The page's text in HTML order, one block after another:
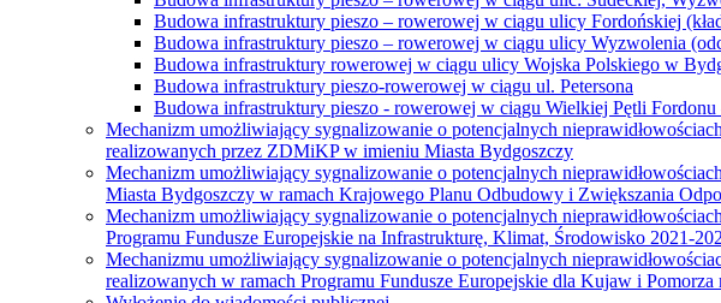
Budowa infrastruktury pieszo – rowerowej w ciągu ulicy Fordońskiej
Budowa infrastruktury pieszo – rowerowej w ciągu ulicy Wyzwolenia
Budowa infrastruktury rowerowej w ciągu ulicy Wojska Polskiego w
Budowa infrastruktury pieszo-rowerowej w ciągu ul. Petersona
Budowa infrastruktury pieszo - rowerowej w ciągu Wielkiej Pętli Fordonu
Mechanizm umożliwiający sygnalizowanie o potencjalnych
realizowanych przez ZDMiKP w imieniu Miasta Bydgoszczy
Mechanizm umożliwiający sygnalizowanie o potencjalnych
Miasta Bydgoszczy w ramach Krajowego Planu Odbudowy i Zwiększania
Mechanizm umożliwiający sygnalizowanie o potencjalnych
Programu Fundusze Europejskie na Infrastrukturę, Klimat, Środowisko 2021-
Mechanizmu umożliwiający sygnalizowanie o potencjalnych
realizowanych w ramach Programu Fundusze Europejskie dla Kujaw i Pomorza